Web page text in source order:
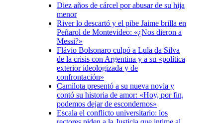
Diez años de cárcel por abusar de su hija
menor
River lo descartó y el pibe Jaime brilla en
Peñarol de Montevideo: «¿Nos dieron a
Messi?»
Flávio Bolsonaro culpó a Lula da Silva
de la crisis con Argentina y a su «política
exterior ideologizada y de
confrontación»
Camilota presentó a su nueva novia y
contó su historia de amor: «Hoy, por fin,
podemos dejar de escondernos»
Escala el conflicto universitario: los